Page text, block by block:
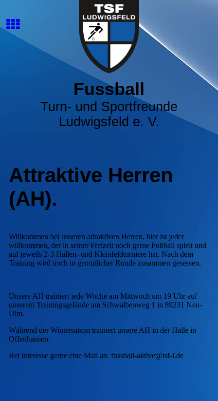
Fussball
Turn- und Sportfreunde
Ludwigsfeld e. V.
Attraktive Herren
(AH).
Willkommen bei unseren attraktiven Herren, hier ist jeder
willkommen, der in seiner Freizeit noch gerne Fußball spielt und
auf jeweils 2-3 Hallen- und Kleinfeldturniere hat. Nach dem
Training wird noch in gemütlicher Runde zusammen gesessen.
Unsere AH trainiert jede Woche am Mittwoch um 19 Uhr auf
unserem Trainingsgelände am Schwalbenweg 1 in 89231 Neu-
Ulm.
Während der Wintersaison trainiert unsere AH in der Halle in
Offenhausen.
Bei Interesse gerne eine Mail an: fussball-aktive@tsf-l.de